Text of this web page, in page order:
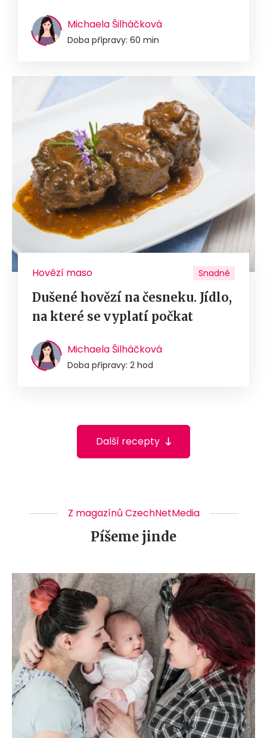
Michaela Šilháčková
Doba přípravy: 60 min
Hovězí maso Snadné
Dušené hovězí na česneku. Jídlo,
na které se vyplatí počkat
Michaela Šilháčková
Doba přípravy: 2 hod
Další recepty
Z magazínů CzechNetMedia
Píšeme jinde